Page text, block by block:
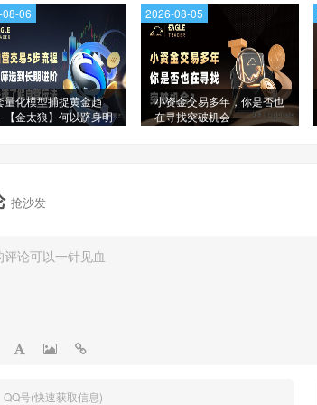
量化模型捕捉黄金趋
【金太狼】何以跻身明
06
小资金交易多年，你是否也
在寻找突破机会
2026-08-05
抢沙发